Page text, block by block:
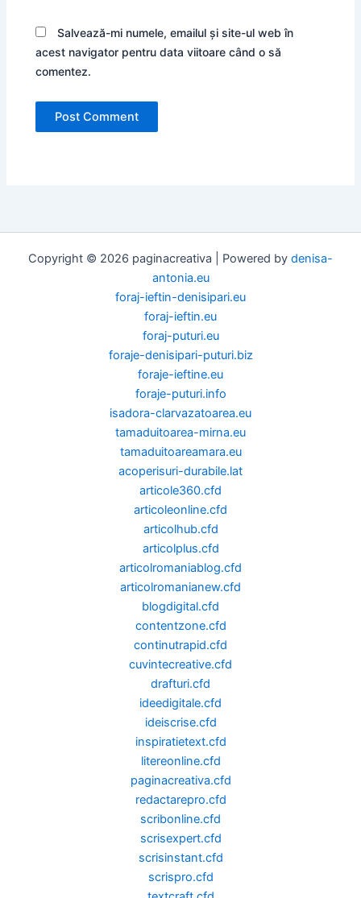
Salvează-mi numele, emailul și site-ul web în
acest navigator pentru data viitoare când o să
comentez.
Copyright © 2026 paginacreativa | Powered by denisa-
antonia.eu
foraj-ieftin-denisipari.eu
foraj-ieftin.eu
foraj-puturi.eu
foraje-denisipari-puturi.biz
foraje-ieftine.eu
foraje-puturi.info
isadora-clarvazatoarea.eu
tamaduitoarea-mirna.eu
tamaduitoareamara.eu
acoperisuri-durabile.lat
articole360.cfd
articoleonline.cfd
articolhub.cfd
articolplus.cfd
articolromaniablog.cfd
articolromanianew.cfd
blogdigital.cfd
contentzone.cfd
continutrapid.cfd
cuvintecreative.cfd
drafturi.cfd
ideedigitale.cfd
ideiscrise.cfd
inspiratietext.cfd
litereonline.cfd
paginacreativa.cfd
redactarepro.cfd
scribonline.cfd
scrisexpert.cfd
scrisinstant.cfd
scrispro.cfd